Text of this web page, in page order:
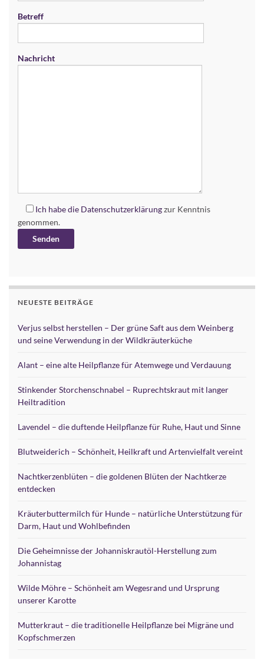
Betreff
Nachricht
Ich habe die Datenschutzerklärungzur Kenntnis
genommen.
NEUESTE BEITRÄGE
Verjus selbst herstellen – Der grüne Saft aus dem Weinberg
und seine Verwendung in der Wildkräuterküche
Alant – eine alte Heilpflanze für Atemwege und Verdauung
Stinkender Storchenschnabel – Ruprechtskraut mit langer
Heiltradition
Lavendel – die duftende Heilpflanze für Ruhe, Haut und Sinne
Blutweiderich – Schönheit, Heilkraft und Artenvielfalt vereint
Nachtkerzenblüten – die goldenen Blüten der Nachtkerze
entdecken
Kräuterbuttermilch für Hunde – natürliche Unterstützung für
Darm, Haut und Wohlbefinden
Die Geheimnisse der Johanniskrautöl-Herstellung zum
Johannistag
Wilde Möhre – Schönheit am Wegesrand und Ursprung
unserer Karotte
Mutterkraut – die traditionelle Heilpflanze bei Migräne und
Kopfschmerzen